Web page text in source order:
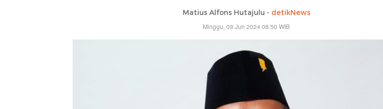
Matius Alfons Hutajulu - detikNews
Minggu, 09 Jun 2024 08:50 WIB